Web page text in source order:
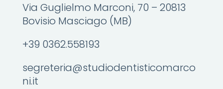
Via Guglielmo Marconi, 70 – 20813
Bovisio Masciago (MB)
+39 0362.558193
segreteria@studiodentisticomarco
ni.it